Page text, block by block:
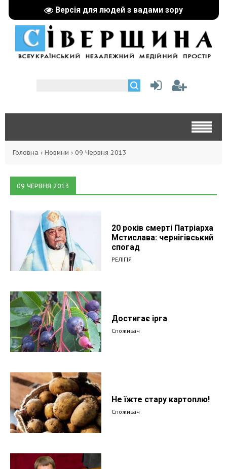
Версія для людей з вадами зору
Головна › Новини › 09 Червня 2013
09 ЧЕРВНЯ 2013
20 років смерті Патріарха
Мстислава: чернігівський
спогад
РЕЛІГІЯ
Достигає ірга
Споживач
Не їжте стару картоплю!
Споживач